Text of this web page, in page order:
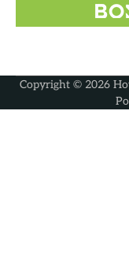
Copyright © 2026